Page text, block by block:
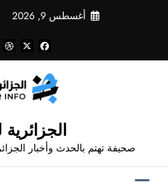
أغسطس 9, 2026
الجزائرية
صحيفة تهتم بالحدث وأخبار